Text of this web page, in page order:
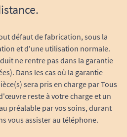
défaut de fabrication, sous la
et d'une utilisation normale.
ne rentre pas dans la garantie
Dans les cas où la garantie
sera pris en charge par Tous
reste à votre charge et un
préalable par vos soins, durant
vous assister au téléphone.